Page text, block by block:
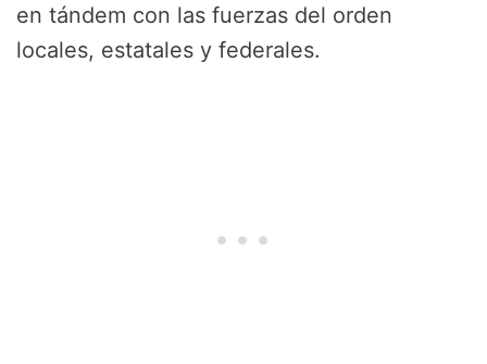
en tándem con las fuerzas del orden
locales, estatales y federales.